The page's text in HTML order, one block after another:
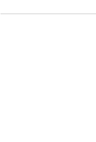
Convide os seus amigos!